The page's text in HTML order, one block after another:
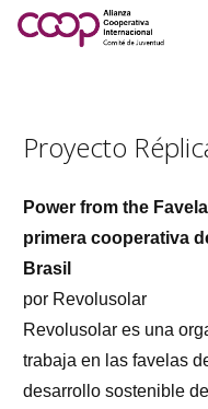
Proyecto
Power from the
primera cooperativa
Brasil
por Revolusolar
Revolusolar es una
trabaja en las favelas
desarrollo sostenible